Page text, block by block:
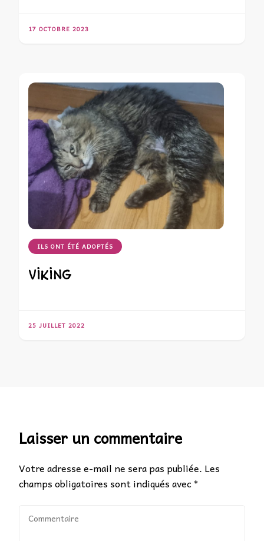
17 OCTOBRE 2023
ILS ONT ÉTÉ ADOPTÉS
VIKING
25 JUILLET 2022
Laisser un commentaire
Votre adresse e-mail ne sera pas publiée. Les
champs obligatoires sont indiqués avec*